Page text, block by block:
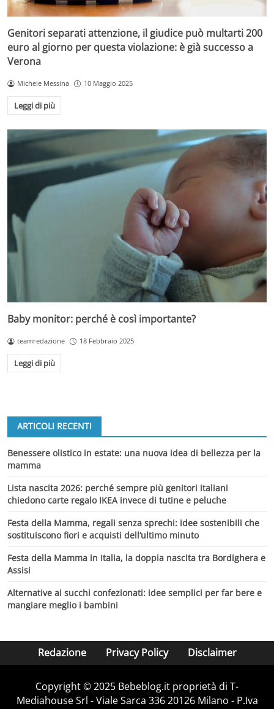
Genitori separati attenzione, il giudice può multarti 200
euro al giorno per questa violazione: è già successo a
Verona
Michele Messina 10 Maggio 2025
Leggi di più
Baby monitor: perché è così importante?
teamredazione 18 Febbraio 2025
Leggi di più
ARTICOLI RECENTI
Benessere olistico in estate: una nuova idea di bellezza per la
mamma
Lista nascita 2026: perché sempre più genitori italiani
chiedono carte regalo IKEA invece di tutine e peluche
Festa della Mamma, regali senza sprechi: idee sostenibili che
sostituiscono fiori e acquisti dell’ultimo minuto
Festa della Mamma in Italia, la doppia nascita tra Bordighera e
Assisi
Alternative ai succhi confezionati: idee semplici per far bere e
mangiare meglio i bambini
Redazione Privacy Policy Disclaimer
Copyright © 2025 Bebeblog.it proprietà di T-
Mediahouse Srl - Viale Sarca 336 20126 Milano - P.Iva